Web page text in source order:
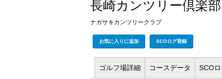
長崎カンツリー倶楽部
ナガサキカンツリークラブ
お気に入りに追加 SCOログ登録
ゴルフ場詳細 コースデータ SCO